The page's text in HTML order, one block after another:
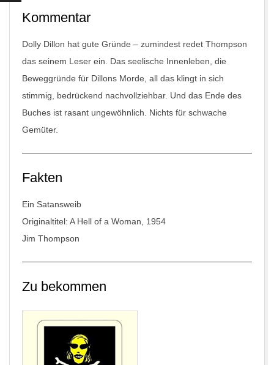
Kommentar
Dolly Dillon hat gute Gründe – zumindest redet Thompson
das seinem Leser ein. Das seelische Innenleben, die
Beweggründe für Dillons Morde, all das klingt in sich
stimmig, bedrückend nachvollziehbar. Und das Ende des
Buches ist rasant ungewöhnlich. Nichts für schwache
Gemüter.
Fakten
Ein Satansweib
Originaltitel: A Hell of a Woman, 1954
Jim Thompson
Zu bekommen